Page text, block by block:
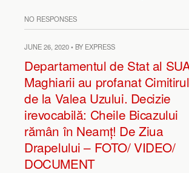
NO RESPONSES
JUNE 26, 2020 • BY EXPRESS
Departamentul de Stat al
Maghiarii au profanat Cimitirul
de la Valea Uzului. Decizie
irevocabilă: Cheile Bicazului
rămân în Neamț! De Ziua
Drapelului – FOTO/ VIDEO/
DOCUMENT